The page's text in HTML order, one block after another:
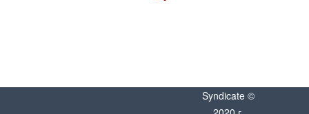
Syndicate ©